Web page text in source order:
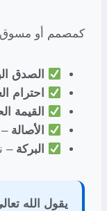
كمصمم أو مسوق
الصدق
احترام
القيمة
الأصالة –
البركة –
يقول الله